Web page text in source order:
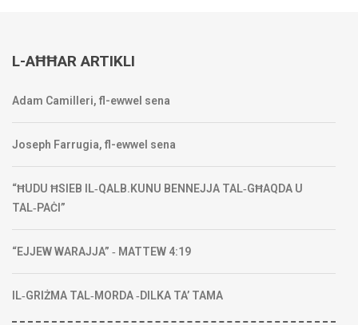
L-AĦĦAR ARTIKLI
Adam Camilleri, fl-ewwel sena
Joseph Farrugia, fl-ewwel sena
“ĦUDU ĦSIEB IL‑QALB.KUNU BENNEJJA TAL‑GĦAQDA U
TAL‑PAĊI”
“EJJEW WARAJJA” ‑ MATTEW 4:19
IL‑GRIŻMA TAL‑MORDA ‑DILKA TA’ TAMA